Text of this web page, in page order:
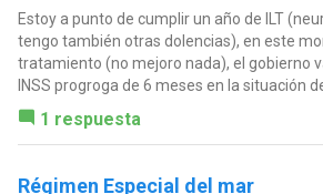
Estoy a punto de cumplir un año de ILT
tengo también otras dolencias), en este
tratamiento (no mejoro nada), el gobierno
INSS progroga de 6 meses en la situación de
1 respuesta
Régimen Especial del mar